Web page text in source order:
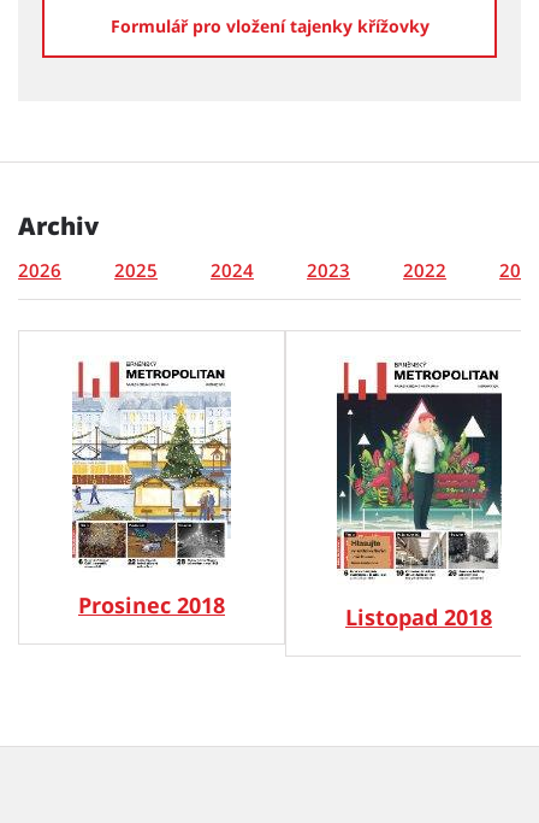
Formulář pro vložení tajenky křížovky
Archiv
2026 2025 2024 2023 2022
Prosinec 2018 Listopad 2018